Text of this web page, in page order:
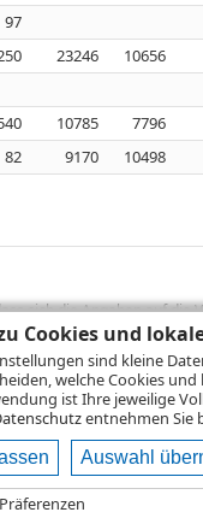
Cookies und
sind kleine
welche Cookies
ist Ihre jeweilige
entnehmen Sie
Auswahl
Präferenzen
97
23246 10656
10785 7796
82 9170 10498
sich die Angaben auf
Performanceangaben
die beim Erwerb
sämtlicher
dieNutzungsbedingungen